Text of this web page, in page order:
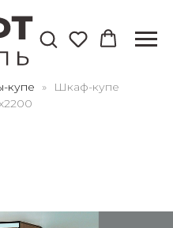
купе
Шкаф-купе